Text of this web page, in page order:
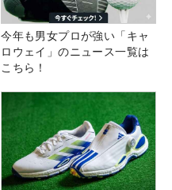
今年も男女プロが強い「キャ
ロウェイ」のニュース一覧は
こちら！